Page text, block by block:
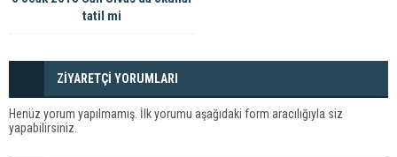
tatil mi
ZİYARETÇİ YORUMLARI
Henüz yorum yapılmamış. İlk yorumu aşağıdaki form aracılığıyla siz
yapabilirsiniz.